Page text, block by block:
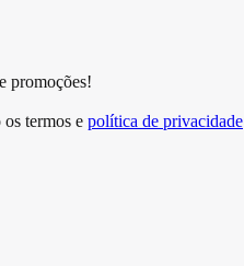
promoções!
termos e política de privacidade